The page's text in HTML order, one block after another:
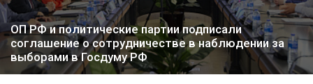
ОП РФ и политические партии подписали
соглашение о сотрудничестве в наблюдении за
выборами в Госдуму РФ